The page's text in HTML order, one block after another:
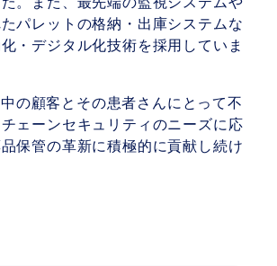
。また、最先端の監視システムや
パレットの格納・出庫システムな
・デジタル化技術を採用していま
の顧客とその患者さんにとって不
ェーンセキュリティのニーズに応
保管の革新に積極的に貢献し続け